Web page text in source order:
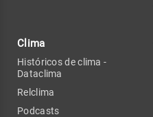
Clima
Históricos de clima -
Dataclima
Relclima
Podcasts